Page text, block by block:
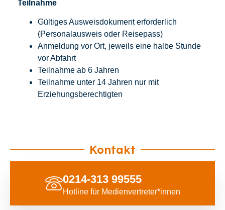
Teilnahme
Gültiges Ausweisdokument erforderlich
(Personalausweis oder Reisepass)
Anmeldung vor Ort, jeweils eine halbe Stunde
vor Abfahrt
Teilnahme ab 6 Jahren
Teilnahme unter 14 Jahren nur mit
Erziehungsberechtigten
Kontakt
0214-313 99555
Hotline für Medienvertreter*innen